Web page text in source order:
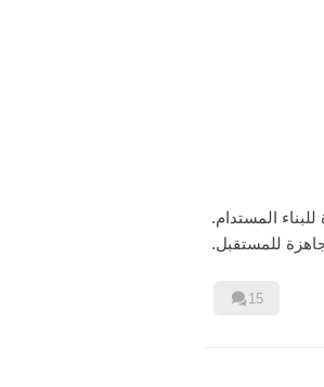
المستدام.
للمستقبل.
 15